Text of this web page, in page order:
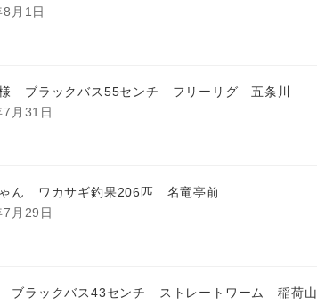
月1日
ブラックバス55センチ フリーリグ 五条川
月31日
ん ワカサギ釣果206匹 名竜亭前
月29日
ブラックバス43センチ ストレートワーム 稲荷山